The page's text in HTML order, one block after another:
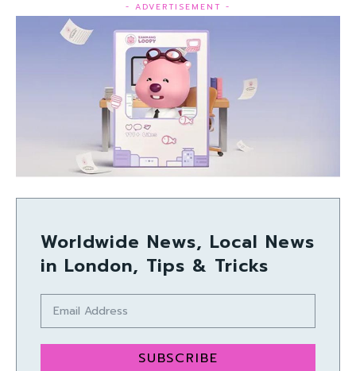
- ADVERTISEMENT -
Worldwide News, Local News
in London, Tips & Tricks
SUBSCRIBE